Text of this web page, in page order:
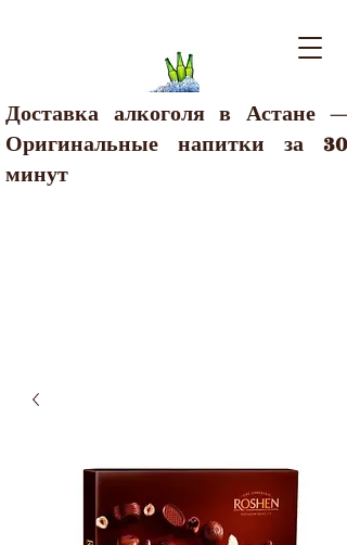
Доставка алкоголя в Астане —
Оригинальные напитки за 30
минут